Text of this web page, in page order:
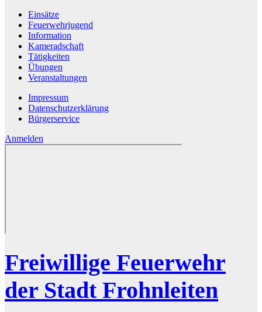
Einsätze
Feuerwehrjugend
Information
Kameradschaft
Tätigkeiten
Übungen
Veranstaltungen
Impressum
Datenschutzerklärung
Bürgerservice
Anmelden
Freiwillige Feuerwehr
der Stadt Frohnleiten